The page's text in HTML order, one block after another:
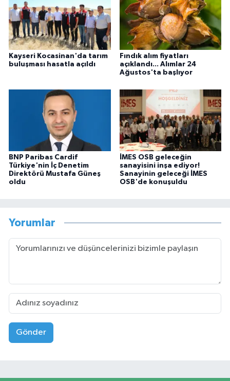
Kayseri Kocasinan'da tarım
buluşması hasatla açıldı
Fındık alım fiyatları
açıklandı... Alımlar 24
Ağustos'ta başlıyor
BNP Paribas Cardif
Türkiye'nin İç Denetim
Direktörü Mustafa Güneş
oldu
İMES OSB geleceğin
sanayisini inşa ediyor!
Sanayinin geleceği İMES
OSB'de konuşuldu
Yorumlar
Gönder